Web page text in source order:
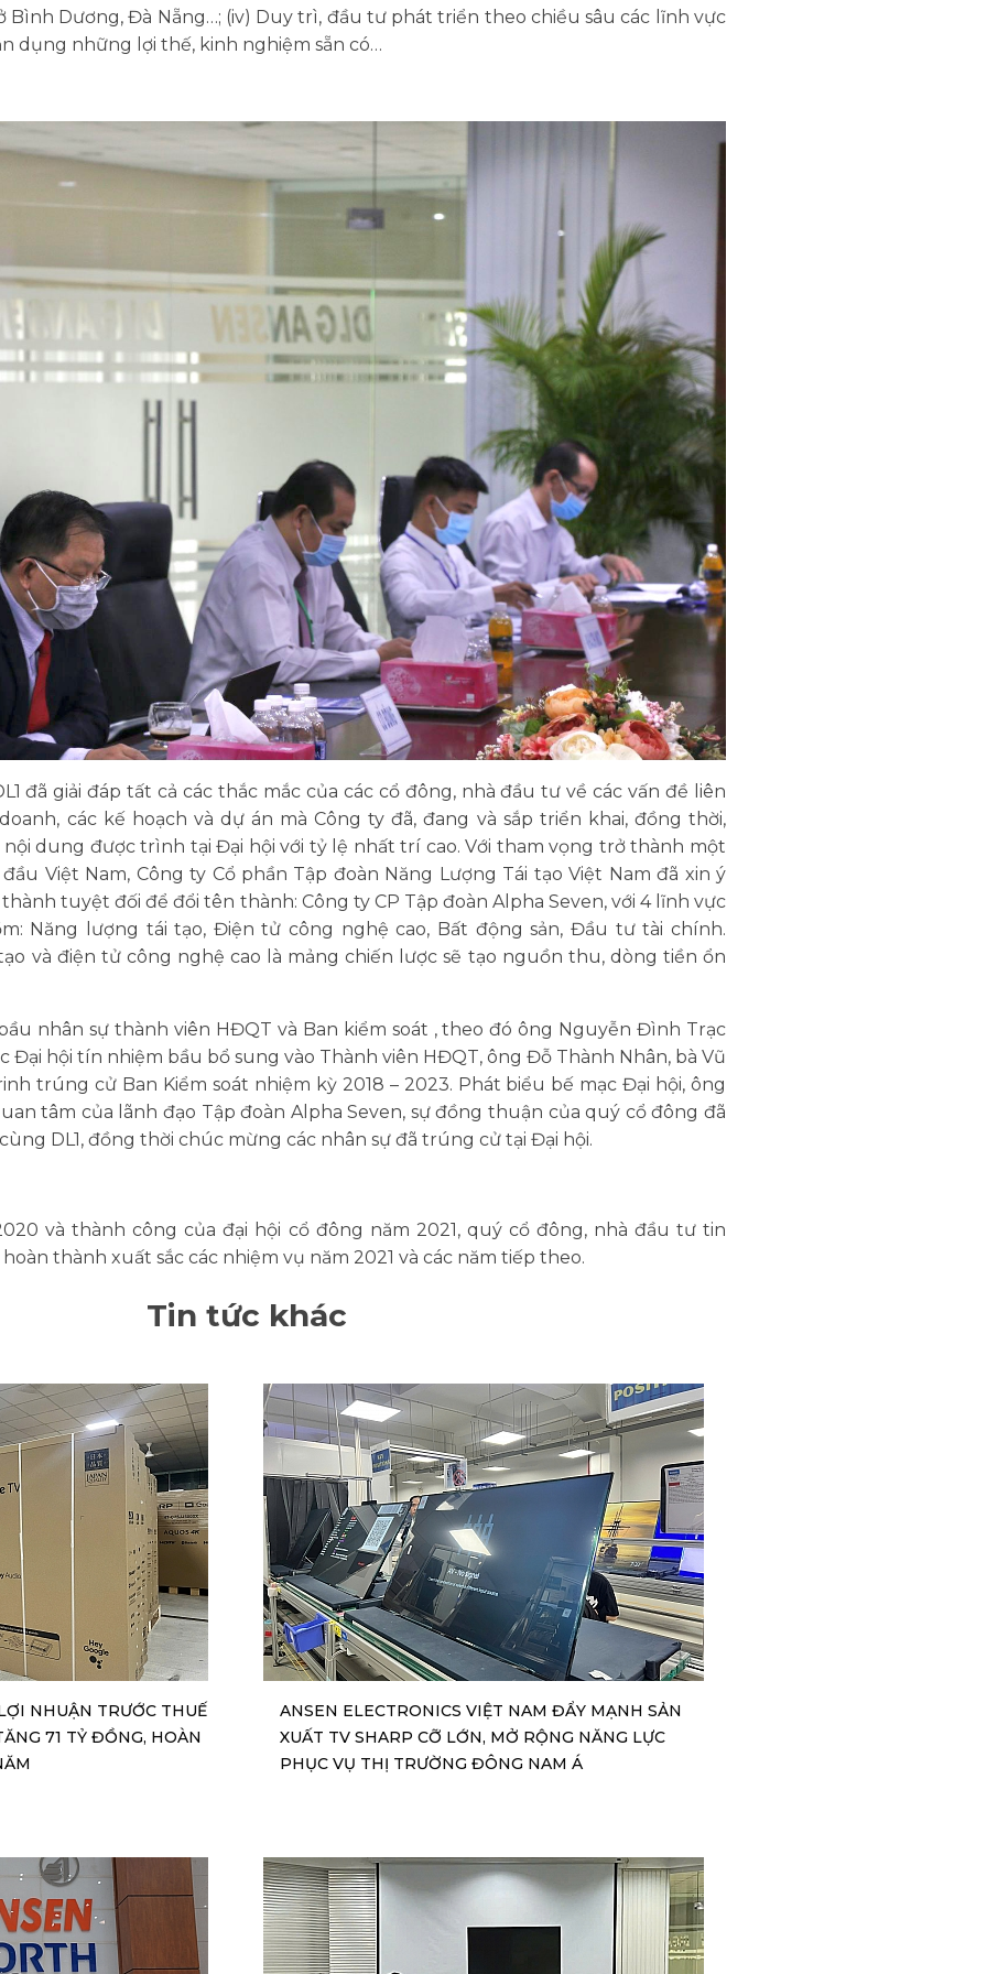
Bình Dương, Đà Nẵng…; (iv) Duy trì, đầu tư phát triển theo chiều sâu các lĩnh vực
dụng những lợi thế, kinh nghiệm sẵn có…
đã giải đáp tất cả các thắc mắc của các cổ đông, nhà đầu tư về các vấn đề liên
các kế hoạch và dự án mà Công ty đã, đang và sắp triển khai, đồng thời,
dung được trình tại Đại hội với tỷ lệ nhất trí cao. Với tham vọng trở thành một
Việt Nam, Công ty Cổ phần Tập đoàn Năng Lượng Tái tạo Việt Nam đã xin ý
tuyệt đối để đổi tên thành: Công ty CP Tập đoàn Alpha Seven, với 4 lĩnh vực
Năng lượng tái tạo, Điện tử công nghệ cao, Bất động sản, Đầu tư tài chính.
và điện tử công nghệ cao là mảng chiến lược sẽ tạo nguồn thu, dòng tiền ổn
nhân sự thành viên HĐQT và Ban kiểm soát , theo đó ông Nguyễn Đình Trạc
Đại hội tín nhiệm bầu bổ sung vào Thành viên HĐQT, ông Đỗ Thành Nhân, bà Vũ
trúng cử Ban Kiểm soát nhiệm kỳ 2018 – 2023. Phát biểu bế mạc Đại hội, ông
tâm của lãnh đạo Tập đoàn Alpha Seven, sự đồng thuận của quý cổ đông đã
DL1, đồng thời chúc mừng các nhân sự đã trúng cử tại Đại hội.
và thành công của đại hội cổ đông năm 2021, quý cổ đông, nhà đầu tư tin
thành xuất sắc các nhiệm vụ năm 2021 và các năm tiếp theo.
Tin tức khác
NHUẬN TRƯỚC THUẾ
71 TỶ ĐỒNG, HOÀN
ANSEN ELECTRONICS VIỆT NAM ĐẨY MẠNH SẢN
XUẤT TV SHARP CỠ LỚN, MỞ RỘNG NĂNG LỰC
PHỤC VỤ THỊ TRƯỜNG ĐÔNG NAM Á